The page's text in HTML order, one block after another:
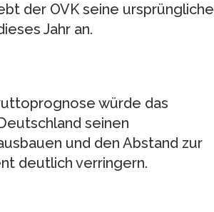
der OVK seine ursprüngliche
Jahr an.
würde das
seinen
und den Abstand zur
deutlich verringern.